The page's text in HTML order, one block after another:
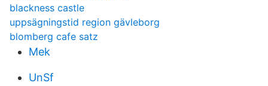
blackness castle
uppsägningstid region gävleborg
blomberg cafe satz
Mek
UnSf